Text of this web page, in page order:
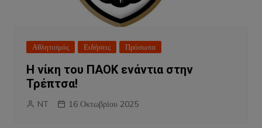
Αθλητισμός Ειδήσεις Πρόσωπα
Η νίκη του ΠΑΟΚ ενάντια στην
Τρέπτσα!
NT 16 Οκτωβρίου 2025